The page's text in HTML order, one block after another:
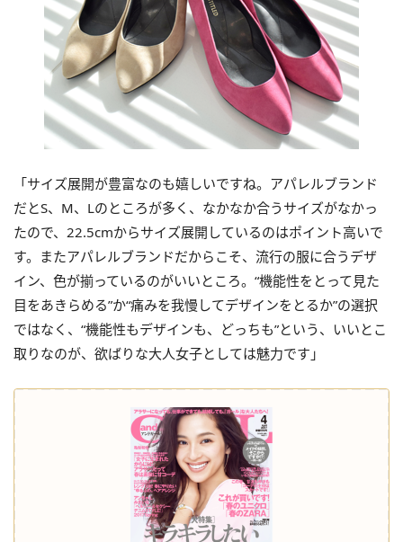
「サイズ展開が豊富なのも嬉しいですね。アパレルブランド
だとS、M、Lのところが多く、なかなか合うサイズがなかっ
たので、22.5cmからサイズ展開しているのはポイント高いで
す。またアパレルブランドだからこそ、流行の服に合うデザ
イン、色が揃っているのがいいところ。“機能性をとって見た
目をあきらめる”か“痛みを我慢してデザインをとるか”の選択
ではなく、“機能性もデザインも、どっちも”という、いいとこ
取りなのが、欲ばりな大人女子としては魅力です」